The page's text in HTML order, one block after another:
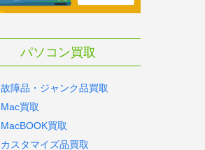
パソコン買取
故障品・ジャンク品買取
Mac買取
MacBOOK買取
カスタマイズ品買取